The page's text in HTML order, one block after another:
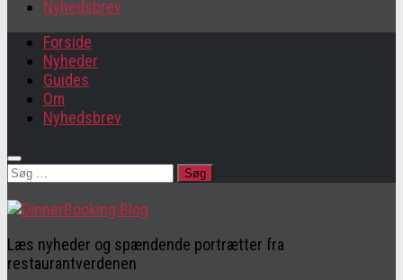
Nyhedsbrev
Forside
Nyheder
Guides
Om
Nyhedsbrev
Søg
Læs nyheder og spændende portrætter fra
restaurantverdenen